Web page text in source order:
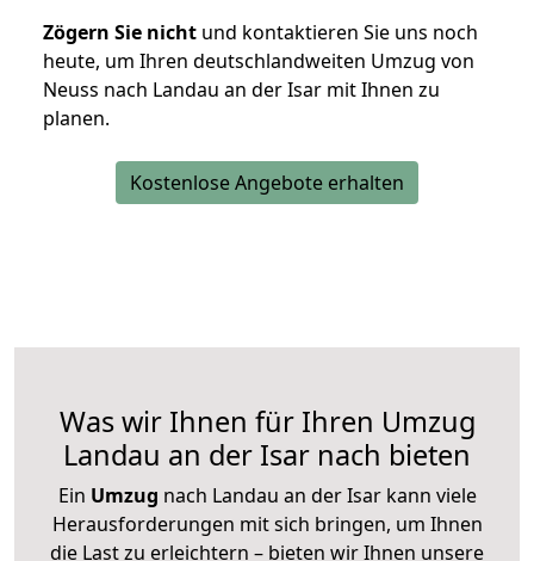
Zögern Sie nicht und kontaktieren Sie uns noch
heute, um Ihren deutschlandweiten Umzug von
Neuss nach Landau an der Isar mit Ihnen zu
planen.
Kostenlose Angebote erhalten
Was wir Ihnen für Ihren Umzug
Landau an der Isar nach bieten
Ein Umzug nach Landau an der Isar kann viele
Herausforderungen mit sich bringen, um Ihnen
die Last zu erleichtern – bieten wir Ihnen unsere